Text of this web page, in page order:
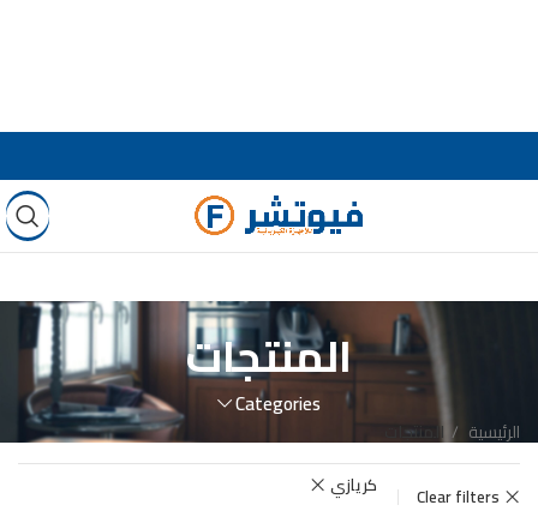
المنتجات
Categories
الرئيسية المنتجات
Clear filters كريازي